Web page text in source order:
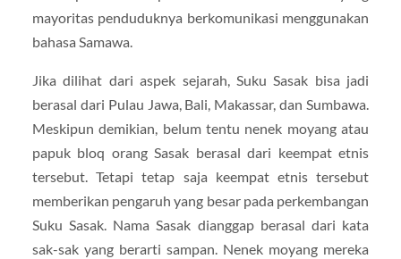
mayoritas penduduknya berkomunikasi menggunakan
bahasa Samawa.
Jika dilihat dari aspek sejarah, Suku Sasak bisa jadi
berasal dari Pulau Jawa, Bali, Makassar, dan Sumbawa.
Meskipun demikian, belum tentu nenek moyang atau
papuk bloq orang Sasak berasal dari keempat etnis
tersebut. Tetapi tetap saja keempat etnis tersebut
memberikan pengaruh yang besar pada perkembangan
Suku Sasak. Nama Sasak dianggap berasal dari kata
sak-sak yang berarti sampan. Nenek moyang mereka